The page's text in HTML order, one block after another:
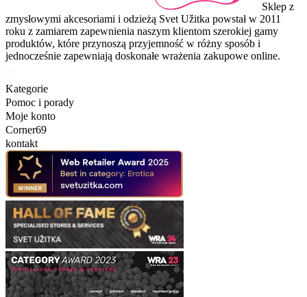
Sklep z
zmysłowymi akcesoriami i odzieżą Svet Užitka powstał w 2011
roku z zamiarem zapewnienia naszym klientom szerokiej gamy
produktów, które przynoszą przyjemność w różny sposób i
jednocześnie zapewniają doskonałe wrażenia zakupowe online.
Kategorie
Pomoc i porady
Moje konto
Corner69
kontakt